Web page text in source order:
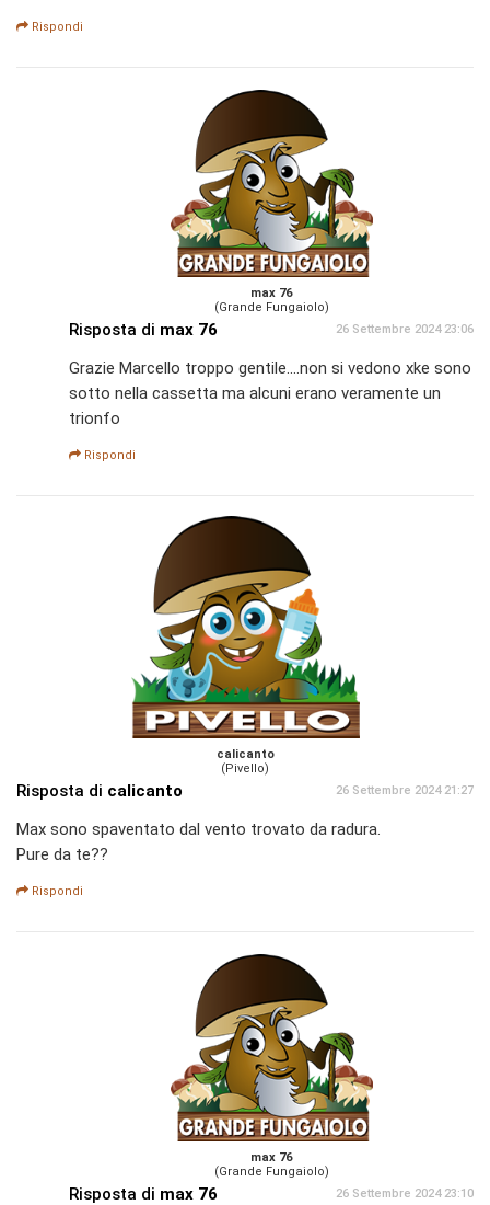
Rispondi
max 76
(Grande Fungaiolo)
Risposta di max 76 26 Settembre 2024 23:06
Grazie Marcello troppo gentile....non si vedono xke sono
sotto nella cassetta ma alcuni erano veramente un
trionfo
Rispondi
calicanto
(Pivello)
Risposta di calicanto 26 Settembre 2024 21:27
Max sono spaventato dal vento trovato da radura.
Pure da te??
Rispondi
max 76
(Grande Fungaiolo)
Risposta di max 76 26 Settembre 2024 23:10